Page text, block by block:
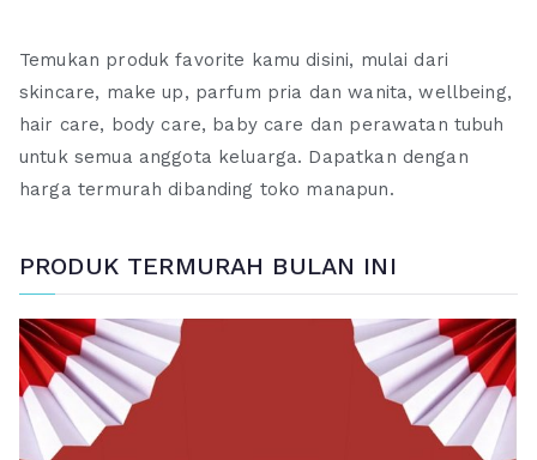
Temukan produk favorite kamu disini, mulai dari
skincare, make up, parfum pria dan wanita, wellbeing,
hair care, body care, baby care dan perawatan tubuh
untuk semua anggota keluarga. Dapatkan dengan
harga termurah dibanding toko manapun.
PRODUK TERMURAH BULAN INI